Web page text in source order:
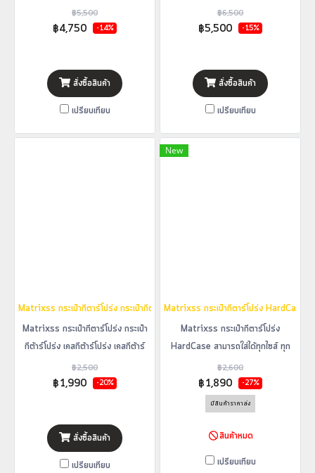
฿5,500
฿4,750 -14%
สั่งซื้อสินค้า
เปรียบเทียบ
฿6,500
฿5,500 -15%
สั่งซื้อสินค้า
เปรียบเทียบ
Matrixss กระเป๋ากีตาร์โปร่ง กระเป๋ากีต้าร์โปร่ง เคสกีต้าร์โปร่ง เคสกีต้าร์ เคสกีตาร์ ฮ
Matrixss กระเป๋ากีตาร์โปร่ง กระเป๋า
กีต้าร์โปร่ง เคสกีต้าร์โปร่ง เคสกีต้าร์
เคสกีตาร์ ฮาร์ดเคสกีตาร์ กล่องใส่กีตาร์
HardCase
฿2,500
฿1,990 -20%
สั่งซื้อสินค้า
เปรียบเทียบ
New
Matrixss กระเป๋ากีตาร์โปร่ง HardCase ส
Matrixss กระเป๋ากีตาร์โปร่ง
HardCase สามารถใส่ได้ทุกไซส์ ทุก
ทรงกีตาร์โปร่ง
฿2,600
฿1,890 -27%
มีสินค้าราคาส่ง
สินค้าหมด
เปรียบเทียบ